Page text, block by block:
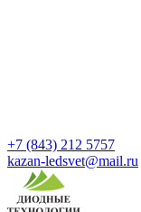
+7 (843) 212 5757
kazan-ledsvet@mail.ru